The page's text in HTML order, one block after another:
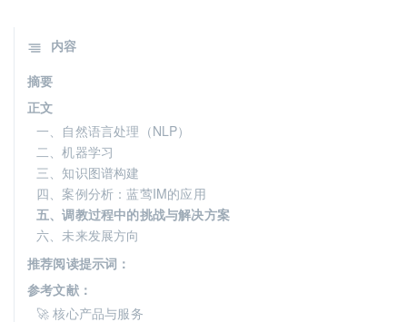
内容
摘要
正文
一、自然语言处理（NLP）
二、机器学习
三、知识图谱构建
四、案例分析：蓝莺IM的应用
五、调教过程中的挑战与解决方案
六、未来发展方向
推荐阅读提示词：
参考文献：
🚀 核心产品与服务